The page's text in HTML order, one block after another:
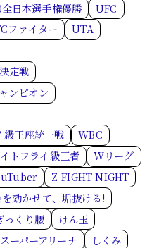
日本選手権優勝
UFC
ファイター
UTA
定戦
ンピオン
級王座統一戦
WBC
トフライ級王者
Wリーグ
Z-FIGHT NIGHT
を効かせて、垢抜ける!
っくり腰
けん玉
ーパーアリーナ
しくみ